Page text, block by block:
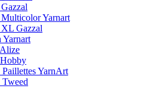
Yarnart
Gazzal
Yarnart
YarnArt